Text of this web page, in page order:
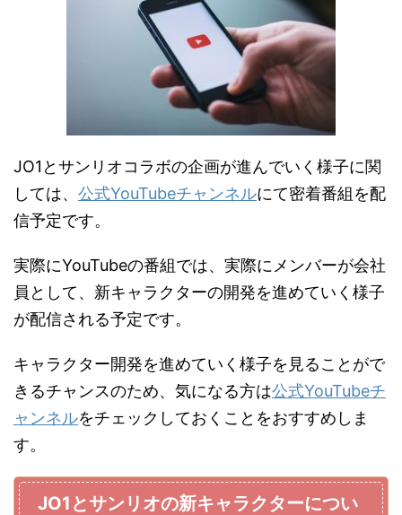
JO1とサンリオコラボの企画が進んでいく様子に関
しては、 公式YouTubeチャンネルにて密着番組を配
信予定です。
実際にYouTubeの番組では、実際にメンバーが会社
員として、新キャラクターの開発を進めていく様子
が配信される予定です。
キャラクター開発を進めていく様子を見ることがで
きるチャンスのため、気になる方は公式YouTubeチ
ャンネルをチェックしておくことをおすすめしま
す。
JO1とサンリオの新キャラクターについ